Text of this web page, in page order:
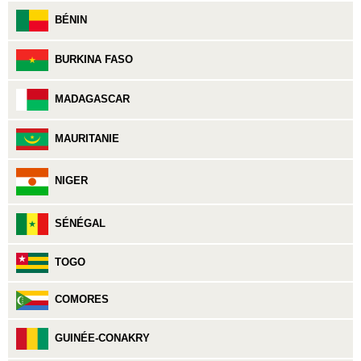
BÉNIN
BURKINA FASO
MADAGASCAR
MAURITANIE
NIGER
SÉNÉGAL
TOGO
COMORES
GUINÉE-CONAKRY